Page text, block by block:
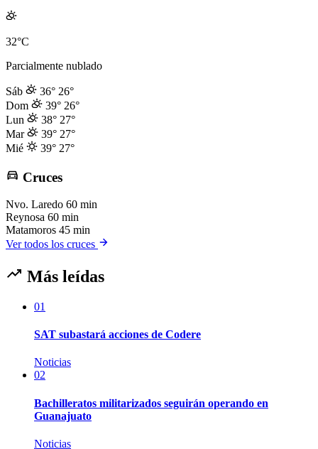
32°C
Parcialmente nublado
Sáb 36° 26°
Dom
39° 26°
Lun
38° 27°
Mar
39° 27°
Mié
39° 27°
Cruces
Nvo. Laredo 60 min
Reynosa 60 min
Matamoros 45 min
Ver todos los cruces
Más leídas
01
SAT subastará acciones de Codere
Noticias
02
Bachilleratos militarizados seguirán operando en
Guanajuato
Noticias